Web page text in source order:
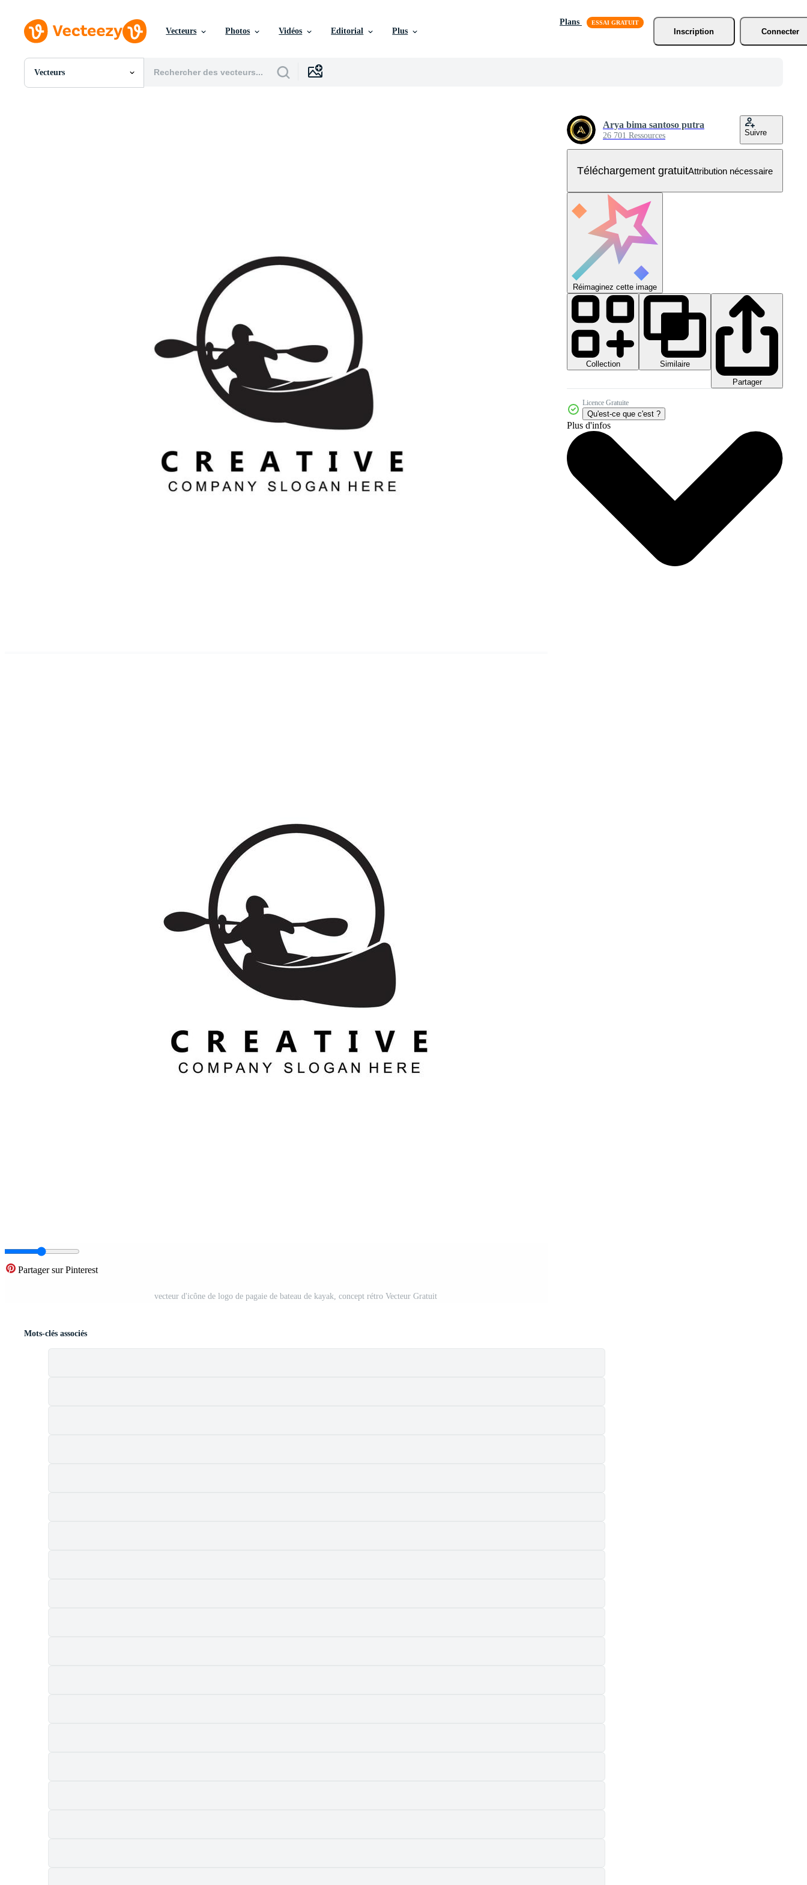
Vecteurs Photos Vidéos Editorial Plus
Plans
Inscription
Connecter
Vecteurs
Toutes Images
Partager sur Pinterest
vecteur d'icône de logo de pagaie de bateau de kayak, concept rétro Vecteur Gratuit
Arya bima santoso putra
26 701 Ressources Suivre
Téléchargement gratuitAttribution nécessaire
Réimaginez cette image
Collection
Similaire
Partager
Licence Gratuite
Qu'est-ce que c'est ?
Plus d'infos
Mots-clés associés